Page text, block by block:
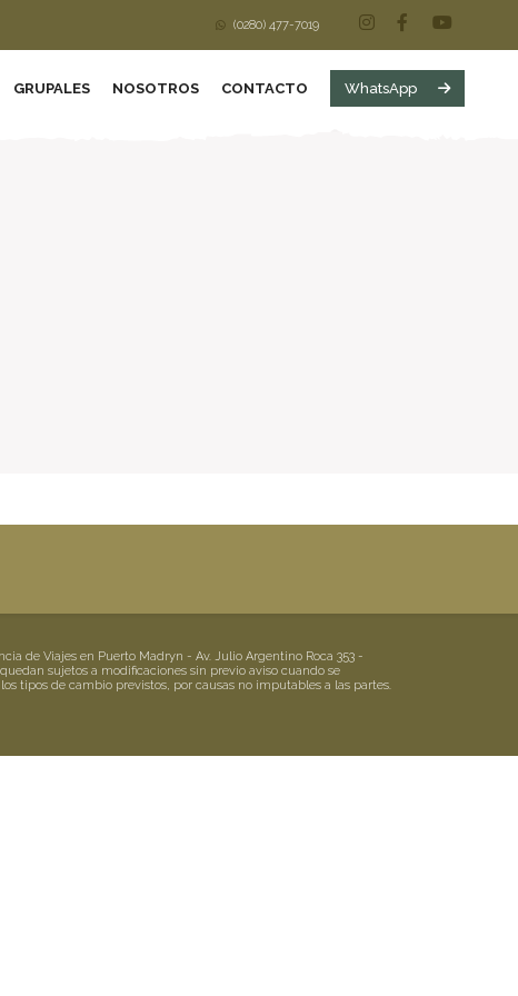
(0280) 477-7019
GRUPALES NOSOTROS CONTACTO WhatsApp
de Viajes en Puerto Madryn - Av. Julio Argentino Roca 353 -
sujetos a modificaciones sin previo aviso cuando se
tipos de cambio previstos, por causas no imputables a las partes.